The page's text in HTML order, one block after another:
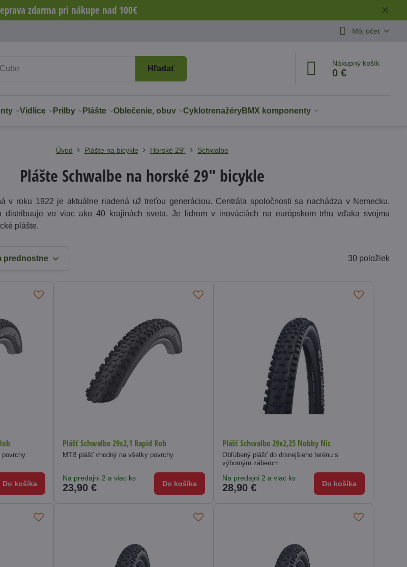
✕
zdarma pri nákupe nad 100€
Môj účet
Hľadať
Nákupný košík
0 €
Vidlice Prilby Plášte Oblečenie, obuv CyklotrenažéryBMX komponenty
Úvod Plášte na bicykle Horské 29" Schwalbe
Plášte Schwalbe na horské 29" bicykle
v roku 1922 je aktuálne riadená už treťou generáciou. Centrála spoločnosti sa nachádza v Nemecku,
distribuuje vo viac ako 40 krajinách sveta. Je lídrom v inováciách na európskom trhu vďaka svojmu
plášte.
prednostne 30 položiek
Do košíka
Plášť Schwalbe 29x2,1 Rapid Rob
MTB plášť vhodný na všetky povrchy.
Na predajni 2 a viac ks
23,90 € Do košíka
Plášť Schwalbe 29x2,25 Nobby Nic
Obľúbený plášť do drsnejšieho terénu s
výborným záberom.
Na predajni 2 a viac ks
28,90 € Do košíka